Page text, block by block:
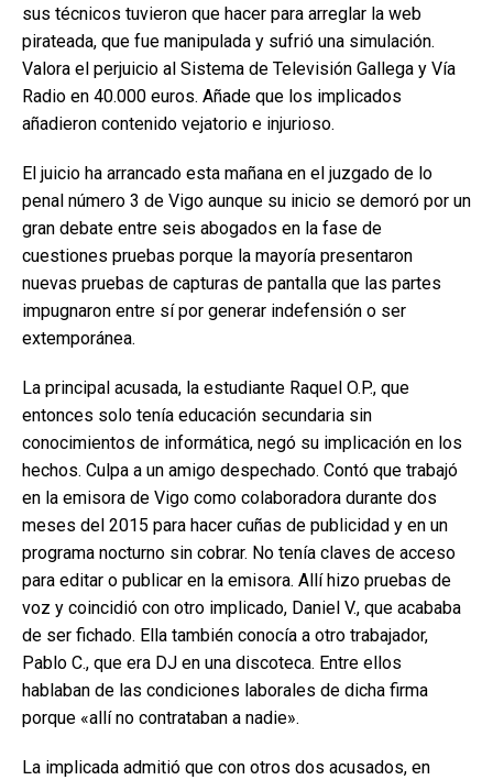
sus técnicos tuvieron que hacer para arreglar la web
pirateada, que fue manipulada y sufrió una simulación.
Valora el perjuicio al Sistema de Televisión Gallega y Vía
Radio en 40.000 euros. Añade que los implicados
añadieron contenido vejatorio e injurioso.
El juicio ha arrancado esta mañana en el juzgado de lo
penal número 3 de Vigo aunque su inicio se demoró por un
gran debate entre seis abogados en la fase de
cuestiones pruebas porque la mayoría presentaron
nuevas pruebas de capturas de pantalla que las partes
impugnaron entre sí por generar indefensión o ser
extemporánea.
La principal acusada, la estudiante Raquel O.P., que
entonces solo tenía educación secundaria sin
conocimientos de informática, negó su implicación en los
hechos. Culpa a un amigo despechado. Contó que trabajó
en la emisora de Vigo como colaboradora durante dos
meses del 2015 para hacer cuñas de publicidad y en un
programa nocturno sin cobrar. No tenía claves de acceso
para editar o publicar en la emisora. Allí hizo pruebas de
voz y coincidió con otro implicado, Daniel V., que acababa
de ser fichado. Ella también conocía a otro trabajador,
Pablo C., que era DJ en una discoteca. Entre ellos
hablaban de las condiciones laborales de dicha firma
porque «allí no contrataban a nadie».
La implicada admitió que con otros dos acusados, en